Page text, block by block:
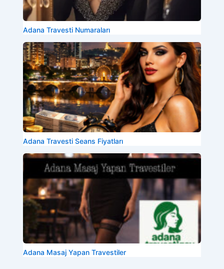
Adana Travesti Numaraları
Adana Travesti Seans Fiyatları
Adana Masaj Yapan Travestiler